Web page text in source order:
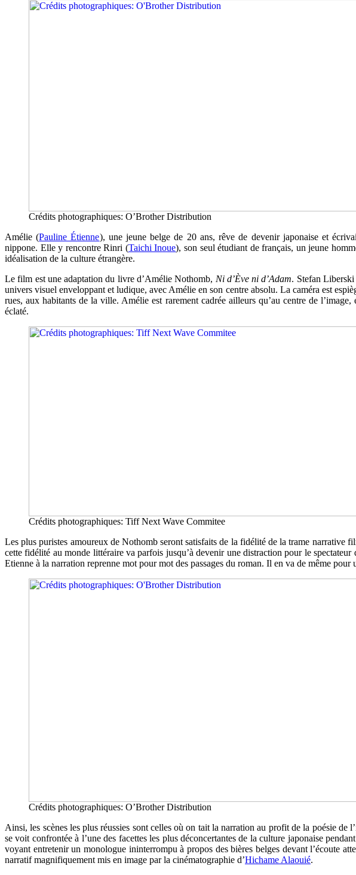
Crédits photographiques: O’Brother Distribution
Amélie (Pauline Étienne), une jeune belge de 20 ans, rêve de devenir japonaise et
nippone. Elle y rencontre Rinri (Taichi Inoue), son seul étudiant de français, un jeune
idéalisation de la culture étrangère.
Le film est une adaptation du livre d’Amélie Nothomb, Ni d’Ève ni d’Adam. Stefan Liberski
univers visuel enveloppant et ludique, avec Amélie en son centre absolu. La caméra est
rues, aux habitants de la ville. Amélie est rarement cadrée ailleurs qu’au centre de
éclaté.
Crédits photographiques: Tiff Next Wave Commitee
Les plus puristes amoureux de Nothomb seront satisfaits de la fidélité de la trame narrative
cette fidélité au monde littéraire va parfois jusqu’à devenir une distraction pour le
Etienne à la narration reprenne mot pour mot des passages du roman. Il en va de même
Crédits photographiques: O’Brother Distribution
Ainsi, les scènes les plus réussies sont celles où on tait la narration au profit de la poésie
se voit confrontée à l’une des facettes les plus déconcertantes de la culture japonaise
voyant entretenir un monologue ininterrompu à propos des bières belges devant l’écoute
narratif magnifiquement mis en image par la cinématographie d’Hichame Alaouié.